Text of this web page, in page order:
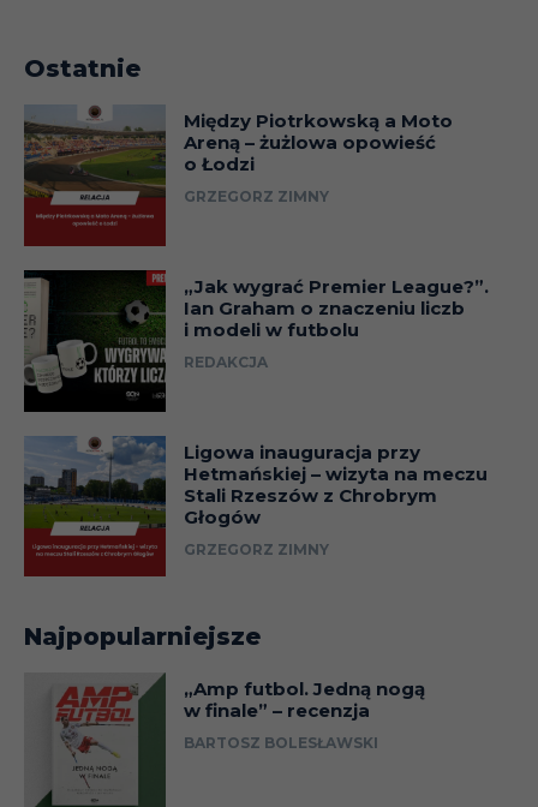
Ostatnie
Między Piotrkowską a Moto
Areną – żużlowa opowieść
o Łodzi
GRZEGORZ ZIMNY
„Jak wygrać Premier League?”.
Ian Graham o znaczeniu liczb
i modeli w futbolu
REDAKCJA
Ligowa inauguracja przy
Hetmańskiej – wizyta na meczu
Stali Rzeszów z Chrobrym
Głogów
GRZEGORZ ZIMNY
Najpopularniejsze
„Amp futbol. Jedną nogą
w finale” – recenzja
BARTOSZ BOLESŁAWSKI